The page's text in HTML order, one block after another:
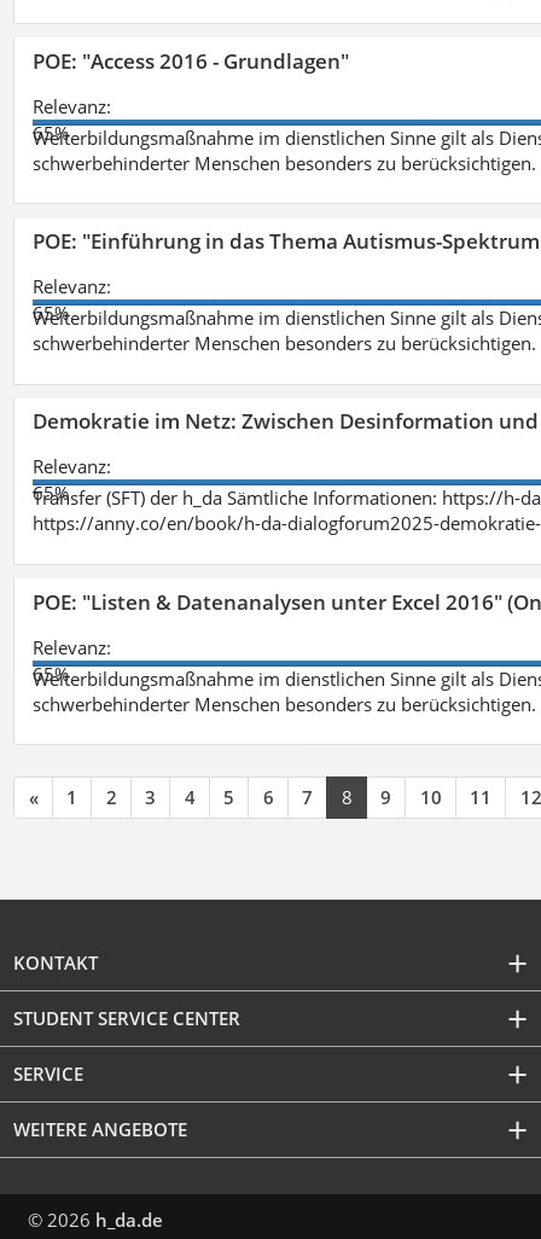
POE: "Access 2016 - Grundlagen"
Relevanz:
65%
Weiterbildungsmaßnahme im dienstlichen Sinne gilt als
schwerbehinderter Menschen besonders zu berücksichtigen.
POE: "Einführung in das Thema Autismus-
Relevanz:
65%
Weiterbildungsmaßnahme im dienstlichen Sinne gilt als
schwerbehinderter Menschen besonders zu berücksichtigen.
Demokratie im Netz: Zwischen Desinformation
Relevanz:
65%
Transfer (SFT) der h_da Sämtliche Informationen: https://
https://anny.co/en/book/h-da-dialogforum2025-
POE: "Listen & Datenanalysen unter Excel 2016"
Relevanz:
65%
Weiterbildungsmaßnahme im dienstlichen Sinne gilt als
schwerbehinderter Menschen besonders zu berücksichtigen.
« 1 2 3 4 5 6 7 8 9 10 11 12
KONTAKT
STUDENT SERVICE CENTER
SERVICE
WEITERE ANGEBOTE
© 2026 h_da.de